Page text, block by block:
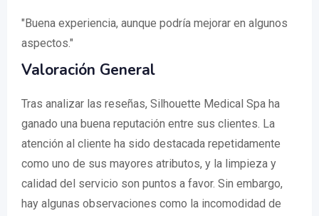
"Buena experiencia, aunque podría mejorar en algunos
aspectos."
Valoración General
Tras analizar las reseñas, Silhouette Medical Spa ha
ganado una buena reputación entre sus clientes. La
atención al cliente ha sido destacada repetidamente
como uno de sus mayores atributos, y la limpieza y
calidad del servicio son puntos a favor. Sin embargo,
hay algunas observaciones como la incomodidad de